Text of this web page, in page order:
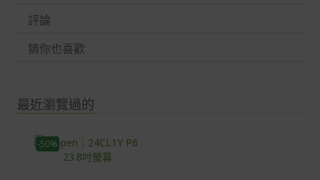
評論
猜你也喜歡
最近瀏覽過的
-50%